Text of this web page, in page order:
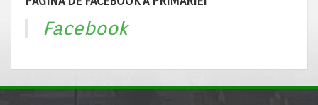
Facebook